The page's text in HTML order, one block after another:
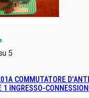
5
COMMUTATORE
1 INGRESSO-